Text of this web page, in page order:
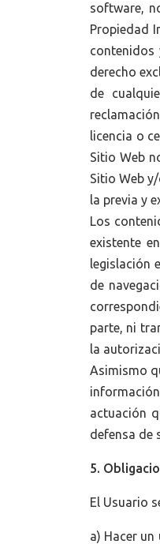
software,
Propiedad
contenidos
derecho
de
licencia o
Sitio Web
Sitio Web
la previa y
Los
existente
legislación
de
parte, ni
la
Asimismo
actuación
defensa de
5.
El Usuario
a) Hacer